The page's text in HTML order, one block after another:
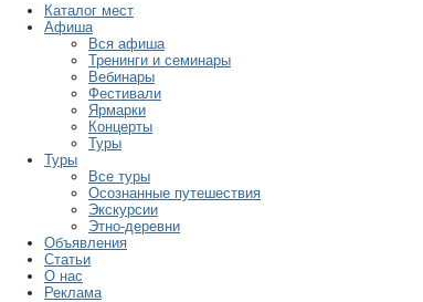
Каталог мест
Афиша
Вся афиша
Тренинги и семинары
Вебинары
Фестивали
Ярмарки
Концерты
Туры
Туры
Все туры
Осознанные путешествия
Экскурсии
Этно-деревни
Объявления
Статьи
О нас
Реклама